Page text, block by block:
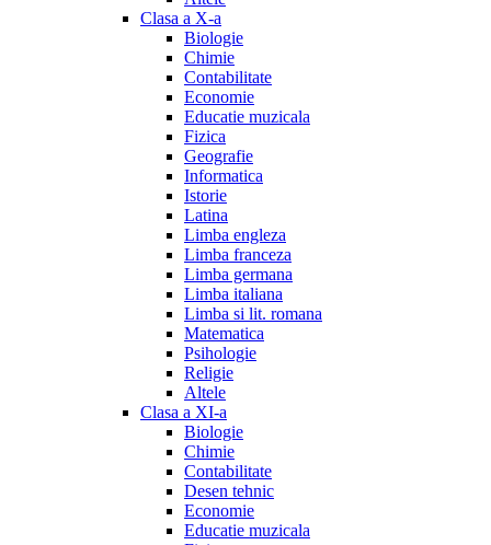
Clasa a X-a
Biologie
Chimie
Contabilitate
Economie
Educatie muzicala
Fizica
Geografie
Informatica
Istorie
Latina
Limba engleza
Limba franceza
Limba germana
Limba italiana
Limba si lit. romana
Matematica
Psihologie
Religie
Altele
Clasa a XI-a
Biologie
Chimie
Contabilitate
Desen tehnic
Economie
Educatie muzicala